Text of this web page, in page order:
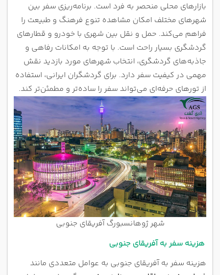
بازارهای محلی منحصر به فرد است. برنامه‌ریزی سفر بین
شهرهای مختلف امکان مشاهده تنوع فرهنگ و طبیعت را
فراهم می‌کند. حمل و نقل بین شهری با خودرو و قطارهای
گردشگری بسیار راحت است. با توجه به امکانات رفاهی و
جاذبه‌های گردشگری، انتخاب شهرهای مورد بازدید نقش
مهمی در کیفیت سفر دارد. برای گردشگران ایرانی، استفاده
از تورهای حرفه‌ای می‌تواند سفر را ساده‌تر و مطمئن‌تر کند.
شهر ژوهانسبورگ آفریقای جنوبی
هزینه سفر به آفریقای جنوبی
هزینه سفر به آفریقای جنوبی به عوامل متعددی مانند